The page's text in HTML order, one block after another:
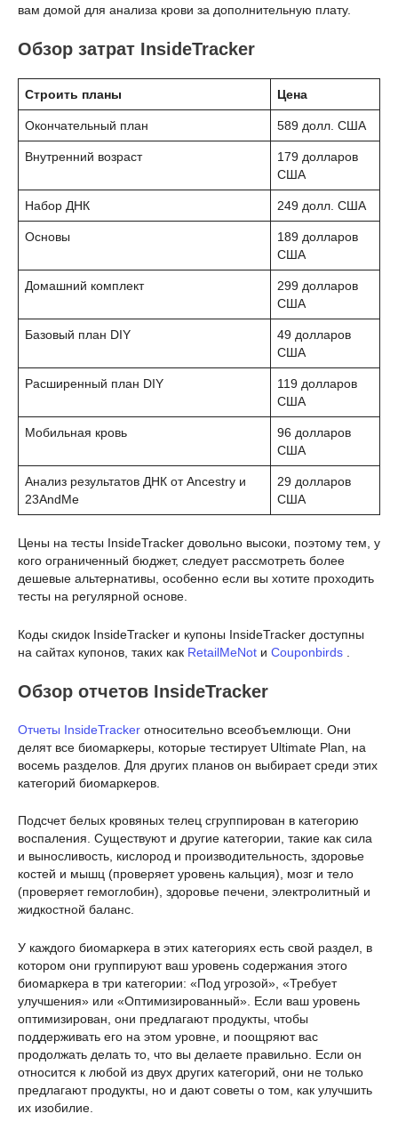
вам домой для анализа крови за дополнительную плату.
Обзор затрат InsideTracker
Строить планы Цена
Окончательный план 589 долл. США
Внутренний возраст
179 долларов
США
Набор ДНК 249 долл. США
Основы
189 долларов
США
Домашний комплект
299 долларов
США
Базовый план DIY
49 долларов
США
Расширенный план DIY
119 долларов
США
Мобильная кровь
96 долларов
США
Анализ результатов ДНК от Ancestry и
23AndMe
29 долларов
США
Цены на тесты InsideTracker довольно высоки, поэтому тем, у
кого ограниченный бюджет, следует рассмотреть более
дешевые альтернативы, особенно если вы хотите проходить
тесты на регулярной основе.
Коды скидок InsideTracker и купоны InsideTracker доступны
на сайтах купонов, таких как RetailMeNot и Couponbirds
Обзор отчетов InsideTracker
Отчеты InsideTracker относительно всеобъемлющи. Они
делят все биомаркеры, которые тестирует Ultimate Plan, на
восемь разделов. Для других планов он выбирает среди этих
категорий биомаркеров.
Подсчет белых кровяных телец сгруппирован в категорию
воспаления. Существуют и другие категории, такие как сила
и выносливость, кислород и производительность, здоровье
костей и мышц (проверяет уровень кальция), мозг и тело
(проверяет гемоглобин), здоровье печени, электролитный и
жидкостной баланс.
У каждого биомаркера в этих категориях есть свой раздел, в
котором они группируют ваш уровень содержания этого
биомаркера в три категории: «Под угрозой», «Требует
улучшения» или «Оптимизированный». Если ваш уровень
оптимизирован, они предлагают продукты, чтобы
поддерживать его на этом уровне, и поощряют вас
продолжать делать то, что вы делаете правильно. Если он
относится к любой из двух других категорий, они не только
предлагают продукты, но и дают советы о том, как улучшить
их изобилие.